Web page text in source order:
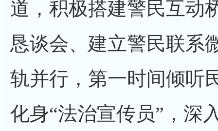
道，积极搭建警民互动
恳谈会、建立警民联系
轨并行，第一时间倾听
化身“法治宣传员”，深